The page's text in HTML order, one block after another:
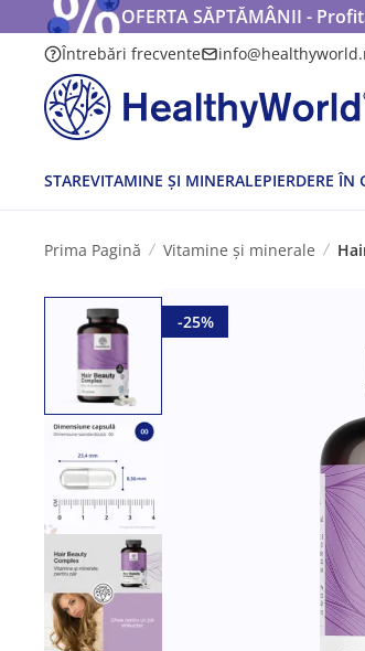
OFERTA SĂPTĂMÂNII -
Întrebări frecvente
STAREVITAMINE ȘI MINERALEPIERDERE ÎN
Prima Pagină Vitamine și minerale
-25%